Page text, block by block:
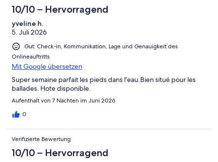
10/10 – Hervorragend
yveline h.
5. Juli 2026
Gut: Check-in, Kommunikation, Lage und Genauigkeit des
Onlineauftritts
Mit Google übersetzen
Super semaine parfait les pieds dans l'eau.Bien situé pour les
ballades. Hote disponible.
Aufenthalt von 7 Nächten im Juni 2026
0
Verifizierte Bewertung
10/10 – Hervorragend